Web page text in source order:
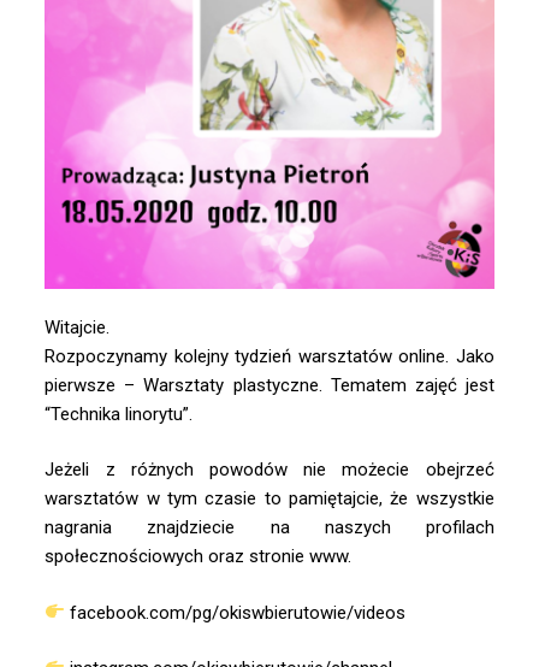
Witajcie.
Rozpoczynamy kolejny tydzień warsztatów online. Jako
pierwsze – Warsztaty plastyczne. Tematem zajęć jest
“Technika linorytu”.
Jeżeli z różnych powodów nie możecie obejrzeć
warsztatów w tym czasie to pamiętajcie, że wszystkie
nagrania znajdziecie na naszych profilach
społecznościowych oraz stronie www.
facebook.com/pg/okiswbierutowie/videos